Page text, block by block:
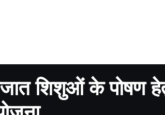
शिशुओं के पोषण